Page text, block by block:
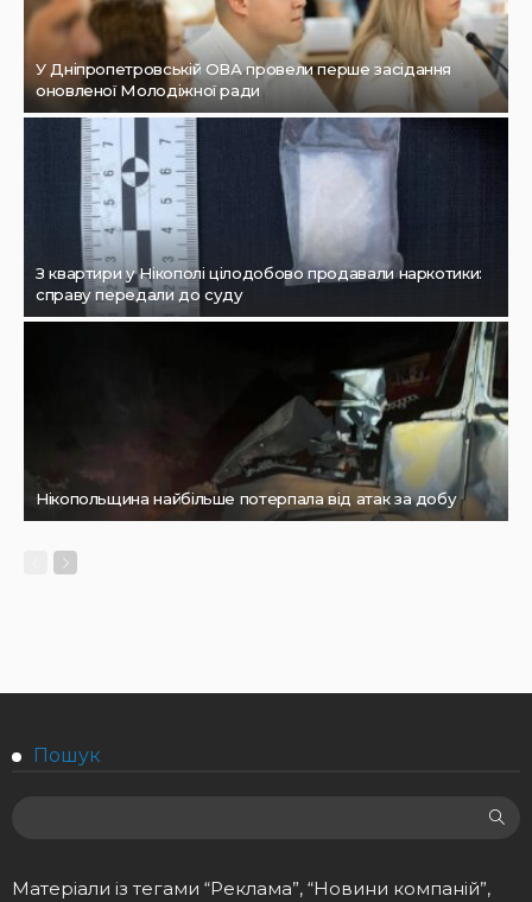
У Дніпропетровській ОВА провели перше засідання
оновленої Молодіжної ради
З квартири у Нікополі цілодобово продавали наркотики:
справу передали до суду
Нікопольщина найбільше потерпала від атак за добу
Пошук
Матеріали із тегами “Реклама”, “Новини компаній”,